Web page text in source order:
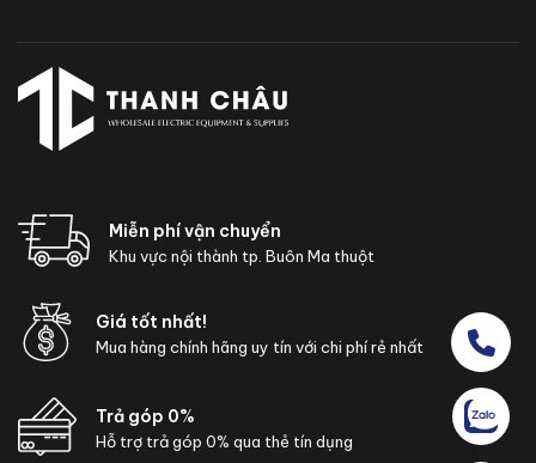
Miễn phí vận chuyển
Khu vực nội thành tp. Buôn Ma thuột
Giá tốt nhất!
Mua hàng chính hãng uy tín với chi phí rẻ nhất
Trả góp 0%
Hỗ trợ trả góp 0% qua thẻ tín dụng